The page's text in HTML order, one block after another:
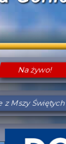
Na żywo!
z Mszy Świętych